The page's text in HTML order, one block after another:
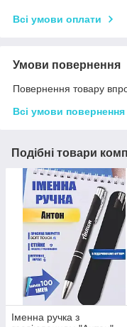
Всі умови оплати
Умови повернення
Повернення товару
Всі умови повернення
Подібні товари
Іменна ручка з